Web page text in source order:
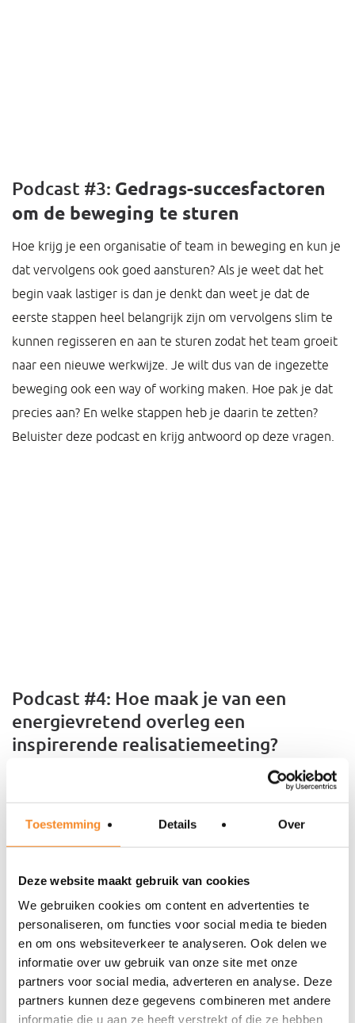
Toestemming Details Over
Deze website maakt gebruik van cookies
We gebruiken cookies om content en advertenties te
personaliseren, om functies voor social media te bieden
en om ons websiteverkeer te analyseren. Ook delen we
informatie over uw gebruik van onze site met onze
partners voor social media, adverteren en analyse. Deze
partners kunnen deze gegevens combineren met andere
informatie die u aan ze heeft verstrekt of die ze hebben
Podcast #3: Gedrags-succesfactoren
om de beweging te sturen
Hoe krijg je een organisatie of team in beweging en kun je
dat vervolgens ook goed aansturen? Als je weet dat het
begin vaak lastiger is dan je denkt dan weet je dat de
eerste stappen heel belangrijk zijn om vervolgens slim te
kunnen regisseren en aan te sturen zodat het team groeit
naar een nieuwe werkwijze. Je wilt dus van de ingezette
beweging ook een way of working maken. Hoe pak je dat
precies aan? En welke stappen heb je daarin te zetten?
Beluister deze podcast en krijg antwoord op deze vragen.
Podcast #4: Hoe maak je van een
energievretend overleg een
inspirerende realisatiemeeting?
De vergadercultuur …. veel mensen zijn het zat om alleen
nog maar te vergaderen. Je begint enthousiast en voor je
weet loopt iedereen mat en zonder energie de
vergadering uit terwijl het juist zo’n mooi moment kan
waarbij iedereen met veel enthousiasme en energie aan
de slag gaat.